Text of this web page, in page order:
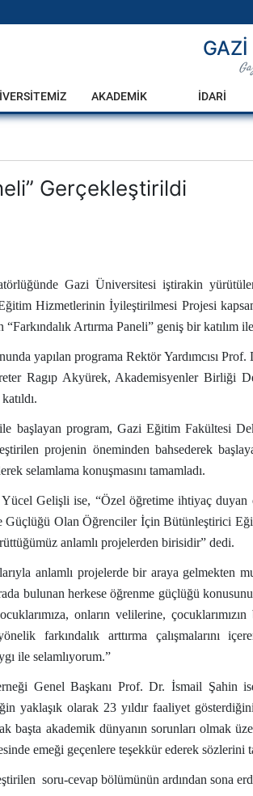
GAZİ
AKADEMİK İDARİ
Gerçekleştirildi
Gazi Üniversitesi iştirakin
Hizmetlerinin İyileştirilmesi Projesi
Artırma Paneli” geniş bir katılım
yapılan programa Rektör Yardımcısı
Ragıp Akyürek, Akademisyenler Birliği
başlayan program, Gazi Eğitim Fakültesi
projenin öneminden bahsederek
selamlama konuşmasını tamamladı.
Gelişli ise, “Özel öğretime ihtiyaç duyan
Olan Öğrenciler İçin Bütünleştirici
anlamlı projelerden birisidir” dedi.
anlamlı projelerde bir araya gelmekten
bulunan herkese öğrenme güçlüğü
onların velilerine,
farkındalık arttırma çalışmalarını
ile selamlıyorum.”
Genel Başkanı Prof. Dr. İsmail Şahin
yaklaşık olarak 23 yıldır faaliyet
akademik dünyanın sorunları olmak
emeği geçenlere teşekkür ederek sözlerini
soru-cevap bölümünün ardından sona